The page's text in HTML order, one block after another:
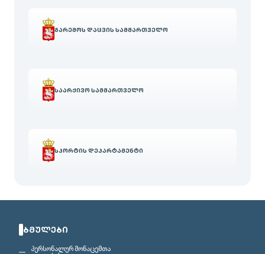
ᲒᲐᲠᲔᲛᲝᲡ ᲓᲐᲪᲕᲘᲡ ᲡᲐᲛᲛᲐᲠᲗᲕᲔᲚᲝ
ᲡᲐᲐᲠᲥᲘᲕᲝ ᲡᲐᲛᲛᲐᲠᲗᲕᲔᲚᲝ
ᲡᲞᲝᲠᲢᲘᲡ ᲓᲔᲞᲐᲠᲢᲐᲛᲔᲜᲢᲘ
ᲑᲛᲣᲚᲔᲑᲘ
პერსონალურ მონაცემთა